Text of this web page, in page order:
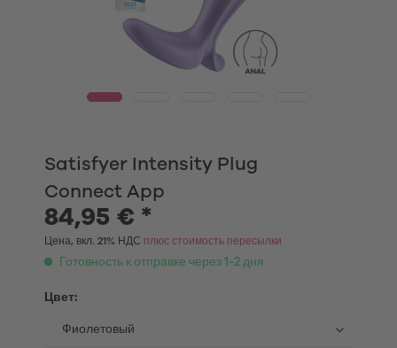
Satisfyer Intensity Plug
Connect App
84,95 € *
Цена, вкл. 21% НДС плюс стоимость пересылки
Готовность к отправке через 1-2 дня
Цвет: